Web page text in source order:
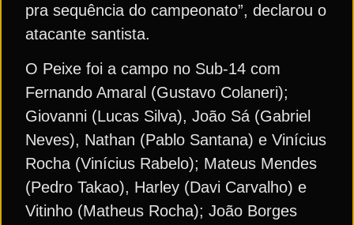
pra sequência do campeonato”, declarou o
atacante santista.
O Peixe foi a campo no Sub-14 com
Fernando Amaral (Gustavo Colaneri);
Giovanni (Lucas Silva), João Sá (Gabriel
Neves), Nathan (Pablo Santana) e Vinícius
Rocha (Vinícius Rabelo); Mateus Mendes
(Pedro Takao), Harley (Davi Carvalho) e
Vitinho (Matheus Rocha); João Borges